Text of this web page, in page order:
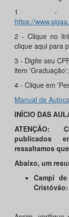
1 -
https://
2 - Clique no
clique aqui para
3 - Digite seu
item 'Graduação';
4 - Clique em
Manual de
INÍCIO DAS
ATENÇÃO:
publicados
ressaltamos
Abaixo, um
Campi
Cristóvão: